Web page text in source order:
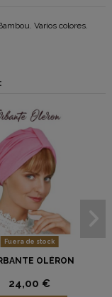
Varios colores.
Fuera de stock
OLÉRON
24,00 €